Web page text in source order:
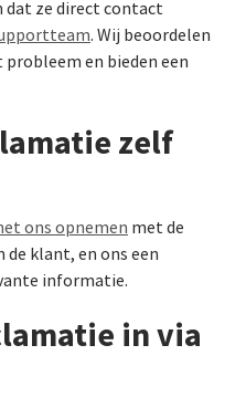
dat ze direct contact
. Wij beoordelen
en bieden een
zelf
ons opnemen met de
de klant, en ons een
informatie.
in via